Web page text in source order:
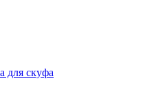
для скуфа